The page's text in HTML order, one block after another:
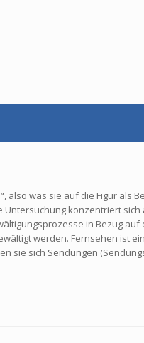
also was sie auf die Figur als
Untersuchung konzentriert
in Bezug auf
werden. Fernsehen ist
sie sich Sendungen